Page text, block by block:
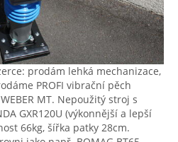
prodám lehká mechanizace,
PROFI vibrační pěch
MT. Nepoužitý stroj s
GXR120U (výkonnější a lepší
66kg, šířka patky 28cm.